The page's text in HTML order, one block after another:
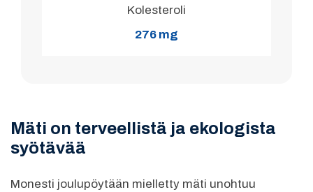
Kolesteroli
276 mg
Mäti on terveellistä ja ekologista
syötävää
Monesti joulupöytään mielletty mäti unohtuu